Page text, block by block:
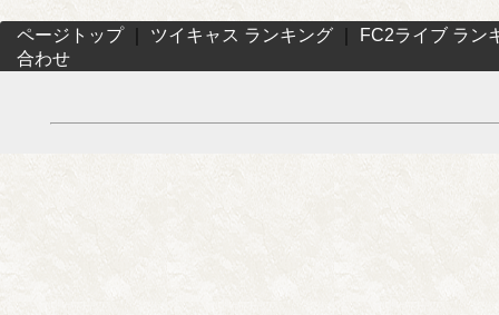
ページトップ｜ ツイキャス ランキング
FC2ライブ ラン
合わせ